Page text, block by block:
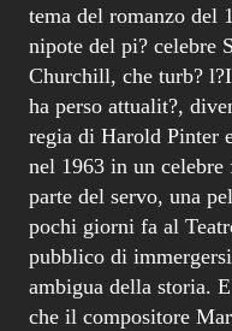
tema del romanzo del
nipote del pi? celebre
Churchill, che turb?
ha perso attualit?,
regia di Harold Pinter
nel 1963 in un
parte del servo, una
pochi giorni fa al
pubblico di
ambigua della storia.
che il compositore